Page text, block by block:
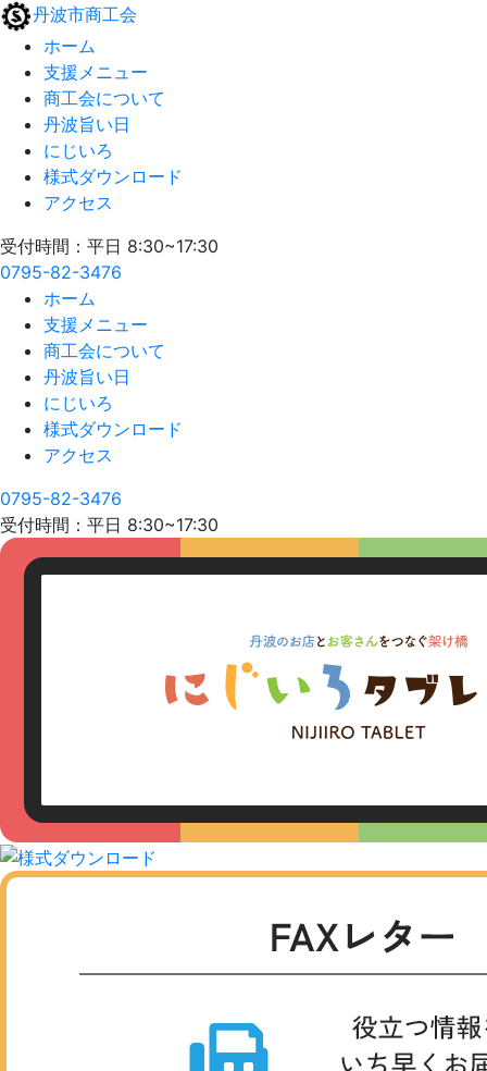
丹波市商工会
ホーム
支援メニュー
商工会について
丹波旨い日
にじいろ
様式ダウンロード
アクセス
受付時間：平日 8:30~17:30
0795-82-3476
ホーム
支援メニュー
商工会について
丹波旨い日
にじいろ
様式ダウンロード
アクセス
0795-82-3476
受付時間：平日 8:30~17:30